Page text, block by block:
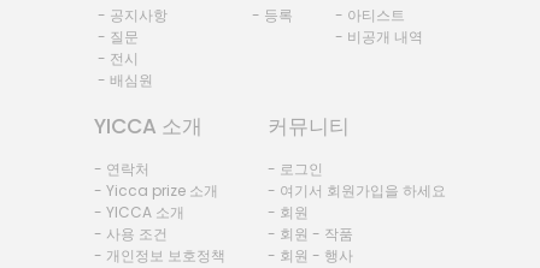
- 공지사항
- 질문
- 전시
- 배심원
- 등록
- 아티스트
- 비공개 내역
YICCA 소개
- 연락처
- Yicca prize 소개
- YICCA 소개
- 사용 조건
- 개인정보 보호정책
커뮤니티
- 로그인
- 여기서 회원가입을 하세요
- 회원
- 회원 - 작품
- 회원 - 행사